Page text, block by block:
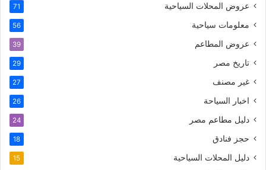
عروض المحلات السياحية 71
معلومات سياحية 56
عروض المطاعم 39
تاريخ مصر 29
غير مصنف 27
اخبار السياحة 26
دليل مطاعم مصر 24
حجز فنادق 18
دليل المحلات السياحية 15